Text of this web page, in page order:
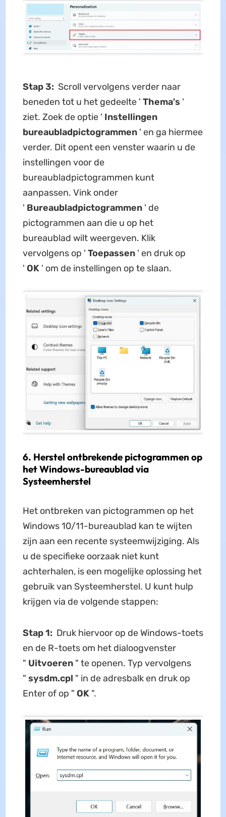
Stap 3: Scroll vervolgens verder naar
beneden tot u het gedeelte ' Thema's '
ziet. Zoek de optie ' Instellingen
bureaubladpictogrammen' en ga hiermee
verder. Dit opent een venster waarin u de
instellingen voor de
bureaubladpictogrammen kunt
aanpassen. Vink onder
' Bureaubladpictogrammen' de
pictogrammen aan die u op het
bureaublad wilt weergeven. Klik
vervolgens op ' Toepassen' en druk op
' OK' om de instellingen op te slaan.
6. Herstel ontbrekende pictogrammen op
het Windows-bureaublad via
Systeemherstel
Het ontbreken van pictogrammen op het
Windows 10/11-bureaublad kan te wijten
zijn aan een recente systeemwijziging. Als
u de specifieke oorzaak niet kunt
achterhalen, is een mogelijke oplossing het
gebruik van Systeemherstel. U kunt hulp
krijgen via de volgende stappen:
Stap 1: Druk hiervoor op de Windows-toets
en de R-toets om het dialoogvenster
" Uitvoeren" te openen. Typ vervolgens
" sysdm.cpl " in de adresbalk en druk op
Enter of op " OK".